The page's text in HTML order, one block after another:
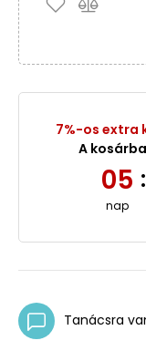
7%-os extra
A
05
nap
:
Tanácsra